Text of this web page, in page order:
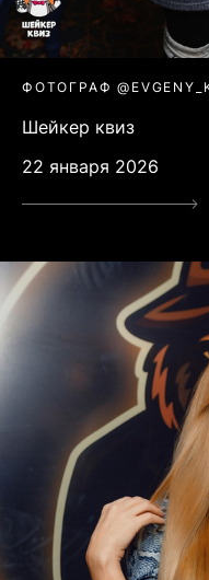
ФОТОГРАФ
Шейкер квиз
22 января 2026